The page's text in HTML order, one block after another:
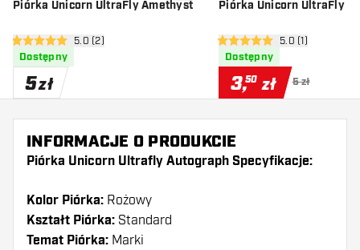
Piórka Unicorn UltraFly Amethyst
otwórz panel recenzji
5 gwiazdki oceny5.0 (2)
Dostępny
5zł
Piórka Unicorn UltraFly
otwórz panel
5 gwiazdki oceny
5.0 (1)
Dostępny
3,50 zł 5 zł
INFORMACJE O PRODUKCIE
Piórka Unicorn Ultrafly Autograph Specyfikacje:
Kolor Piórka: Rożowy
Kształt Piórka: Standard
Temat Piórka: Marki